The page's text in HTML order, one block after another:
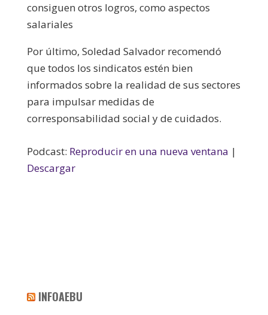
consiguen otros logros, como aspectos
salariales
Por último, Soledad Salvador recomendó
que todos los sindicatos estén bien
informados sobre la realidad de sus sectores
para impulsar medidas de
corresponsabilidad social y de cuidados.
Podcast: Reproducir en una nueva ventana |
Descargar
INFOAEBU